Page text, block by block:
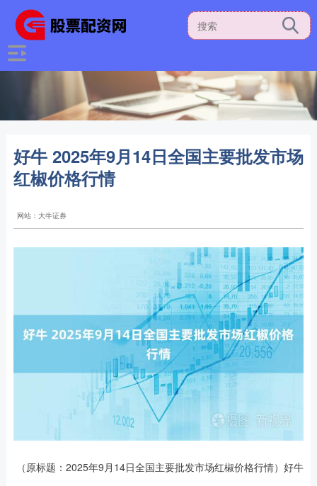
好牛 2025年9月14日全国主要批发市场
红椒价格行情
网站：大牛证券
（原标题：2025年9月14日全国主要批发市场红椒价格行情）好牛